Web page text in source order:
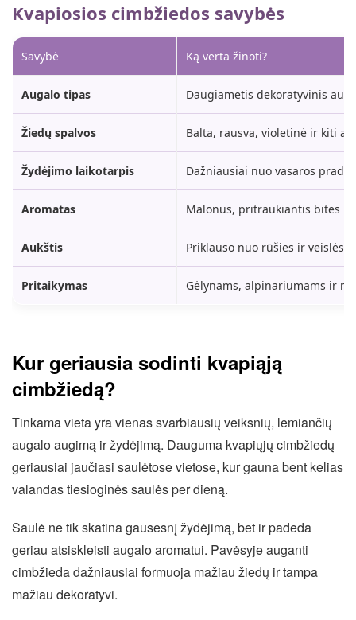
Kvapiosios cimbžiedos savybės
Savybė Ką verta žinoti?
Augalo tipas Daugiametis dekoratyvinis
Žiedų spalvos Balta, rausva, violetinė ir kiti
Žydėjimo laikotarpis Dažniausiai nuo vasaros
Aromatas Malonus, pritraukiantis bites ir
Aukštis Priklauso nuo rūšies ir veislės.
Pritaikymas Gėlynams, alpinariumams ir
Kur geriausia sodinti kvapiąją
cimbžiedą?
Tinkama vieta yra vienas svarbiausių veiksnių, lemiančių
augalo augimą ir žydėjimą. Dauguma kvapiųjų cimbžiedų
geriausiai jaučiasi saulėtose vietose, kur gauna bent kelias
valandas tiesioginės saulės per dieną.
Saulė ne tik skatina gausesnį žydėjimą, bet ir padeda
geriau atsiskleisti augalo aromatui. Pavėsyje auganti
cimbžieda dažniausiai formuoja mažiau žiedų ir tampa
mažiau dekoratyvi.